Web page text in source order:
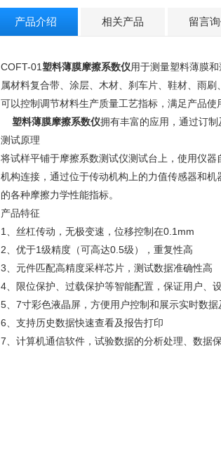
产品介绍 相关产品 留言
COFT-01塑料薄膜摩擦系数仪用于测量塑料薄膜
属材料复合带、涂层、木材、刹车片、鞋材、雨
可以控制调节材料生产质量工艺指标，满足产品
塑料薄膜摩擦系数仪拥有丰富的应用，通过订
测试原理
将试样平铺于摩擦系数测试仪测试台上，使用仪
机构连接，通过位于传动机构上的力值传感器和
的各种摩擦力学性能指标。
产品特征
1、丝杠传动，无极变速，位移控制在0.1mm
2、优于1级精度（可高达0.5级），重复性高
3、元件匹配高精度采样芯片，测试数据准确性高
4、限位保护、过载保护等智能配置，保证用户、
5、7寸彩色液晶屏，方便用户控制和展示实时数据
6、支持历史数据快速查看及报告打印
7、计算机通信软件，试验数据的分析处理、数据